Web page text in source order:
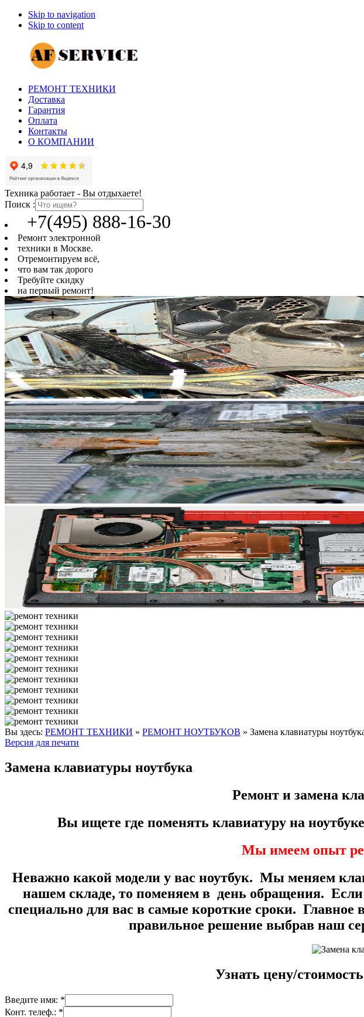
Skip to navigation
Skip to content
РЕМОНТ ТЕХНИКИ
Доставка
Гарантия
Оплата
Контакты
О КОМПАНИИ
Техника работает - Вы отдыхаете!
Поиск :
+7(495) 888-16-30
Ремонт электронной
техники в Москве.
Отремонтируем всё,
что вам так дорого
Требуйте скидку
на первый ремонт!
Вы здесь: РЕМОНТ ТЕХНИКИ » РЕМОНТ НОУТБУКОВ » Замена клавиатуры
Версия для печати
Замена клавиатуры ноутбука
Ремонт и замена
Вы ищете где поменять клавиатуру на
Мы имеем опыт
Неважно какой модели у вас ноутбук. Мы меняем
нашем складе, то поменяем в день обращения.
специально для вас в самые короткие сроки.
правильное решение выбрав наш
Узнать цену/
Введите имя: *
Конт. телеф.: *